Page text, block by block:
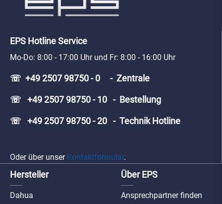
EPS Hotline Service
Mo-Do: 8:00 - 17:00 Uhr und Fr: 8:00 - 16:00 Uhr
☏ +49 2507 98750 - 0 - Zentrale
☏ +49 2507 98750 - 10 - Bestellung
☏ +49 2507 98750 - 20 - Technik Hotline
Oder über unser Kontaktformular.
Hersteller
Dahua
Über EPS
Ansprechpartner finden